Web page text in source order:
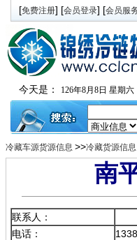
[免费注册] [会员登录] [会员服
今天是： 126年8月8日 星期六
冷藏车源货源信息 >>冷藏货源信息
南
联系人：
电话：